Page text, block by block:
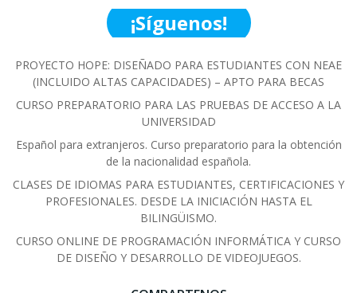
¡Síguenos!
PROYECTO HOPE: DISEÑADO PARA ESTUDIANTES CON NEAE
(INCLUIDO ALTAS CAPACIDADES) – APTO PARA BECAS
CURSO PREPARATORIO PARA LAS PRUEBAS DE ACCESO A LA
UNIVERSIDAD
Español para extranjeros. Curso preparatorio para la obtención
de la nacionalidad española.
CLASES DE IDIOMAS PARA ESTUDIANTES, CERTIFICACIONES Y
PROFESIONALES. DESDE LA INICIACIÓN HASTA EL
BILINGÜISMO.
CURSO ONLINE DE PROGRAMACIÓN INFORMÁTICA Y CURSO
DE DISEÑO Y DESARROLLO DE VIDEOJUEGOS.